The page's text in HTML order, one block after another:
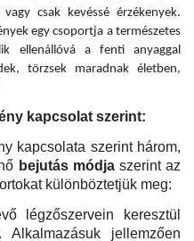
csak kevéssé érzékenyek.
egy csoportja a természetes
ellenállóvá a fenti anyaggal
törzsek maradnak életben,
kapcsolat szerint:
kapcsolata szerint három,
bejutás módjaszerint az
különböztetjük meg:
légzőszervein keresztül
jellemzően